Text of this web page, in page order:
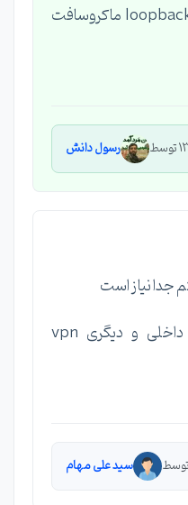
اونجا یک کارت شبکه به نام loopback ماکروسافت
رسول دانش
جدا نیاز است
یکی سیستم اصلی شبکه داخلی و دیگری vpn
سید علی مهام